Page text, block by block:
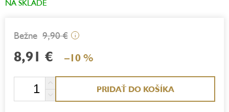
NA SKLADE
9,90 € i
8,91 € –10 %
PRIDAŤ DO KOŠÍKA